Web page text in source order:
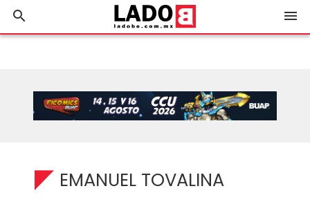
search menu
EMANUEL TOVALINA